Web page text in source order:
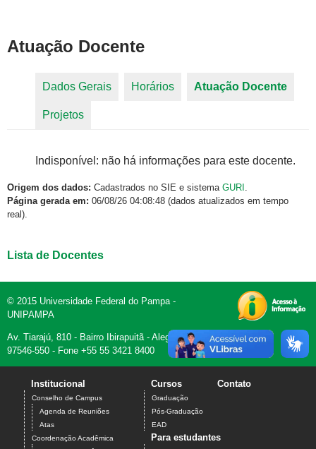
Atuação Docente
Dados Gerais Horários Atuação Docente
Projetos
Indisponível: não há informações para este docente.
Origem dos dados: Cadastrados no SIE e sistema GURI .
Página gerada em: 06/08/26 04:08:48 (dados atualizados em tempo
real).
Lista de Docentes
© 2015 Universidade Federal do Pampa -
UNIPAMPA
Av. Tiarajú, 810 - Bairro Ibirapuitã - Alegrete, RS -
97546-550 - Fone +55 55 3421 8400
Institucional
Conselho de Campus
Agenda de Reuniões
Atas
Coordenação Acadêmica
Cursos
Graduação
Pós-Graduação
EAD
Contato
Para estudantes